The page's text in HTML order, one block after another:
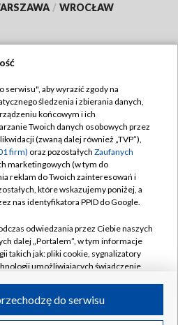
/ WROCŁAW
TVP
TVP
prywatności
zgody
Pomoc
Kontakt
Kanały
Polska S.A. w likwidacji
serwisu", aby wyrazić zgody na
śledzenia i zbierania danych,
końcowym i ich
Twoich danych osobowych przez
(zwaną dalej również „TVP”),
firm) oraz pozostałych Zaufanych
marketingowych (w tym do
reklam do Twoich zainteresowań i
które wskazujemy poniżej, a
nas identyfikatora PPID do Google.
odwiedzania przez Ciebie naszych
dalej „Portalem”, w tym informacje
takich jak: pliki cookie, sygnalizatory
umożliwiających świadczenie
do serwisu